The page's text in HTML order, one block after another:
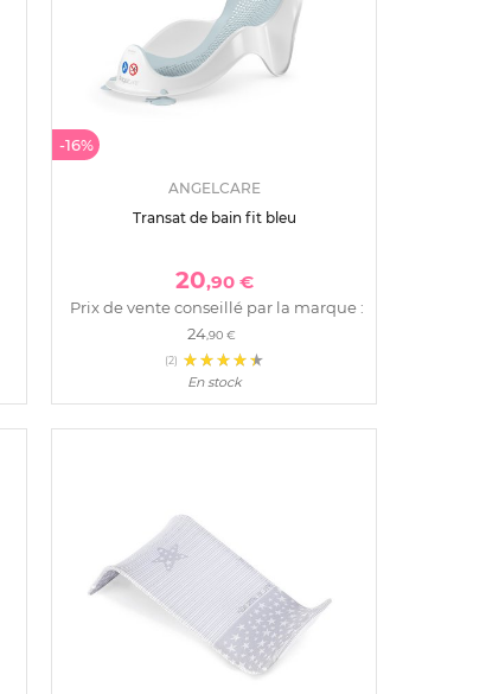
-16%
ANGELCARE
Transat de bain fit bleu
20,90 €
Prix de vente conseillé par la marque :
24,90 €
(2)
En stock